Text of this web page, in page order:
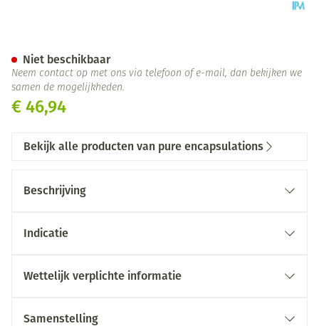
€ 46,94
Niet beschikbaar
Neem contact op met ons via telefoon of e-mail, dan bekijken we
samen de mogelijkheden.
Bekijk alle producten van pure encapsulations
Beschrijving
Indicatie
Wettelijk verplichte informatie
Samenstelling